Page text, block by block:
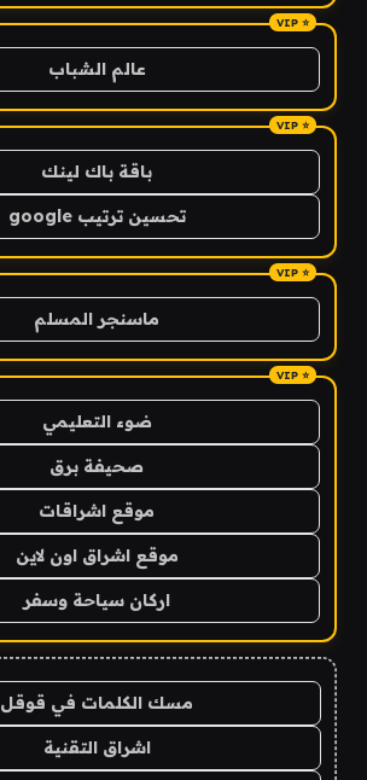
عالم الشباب
باقة باك لينك
تحسين ترتيب google
ماسنجر المسلم
ضوء التعليمي
صحيفة برق
موقع اشراقات
موقع اشراق اون لاين
اركان سياحة وسفر
مسك الكلمات في قوقل
اشراق التقنية